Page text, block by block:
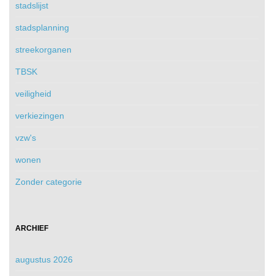
stadslijst
stadsplanning
streekorganen
TBSK
veiligheid
verkiezingen
vzw's
wonen
Zonder categorie
ARCHIEF
augustus 2026